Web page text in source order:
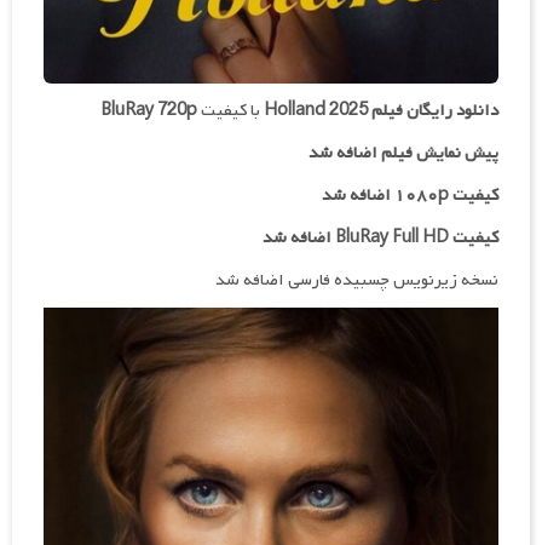
دانلود رایگان فیلمHolland 2025 با کیفیتBluRay 720p
پیش نمایش فیلم اضافه شد
کیفیت ۱۰۸۰p اضافه شد
کیفیت BluRay Full HD اضافه شد
نسخه زیرنویس چسبیده فارسی اضافه شد